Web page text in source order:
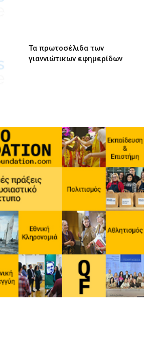
Τα πρωτοσέλιδα των
γιαννιώτικων εφημερίδων